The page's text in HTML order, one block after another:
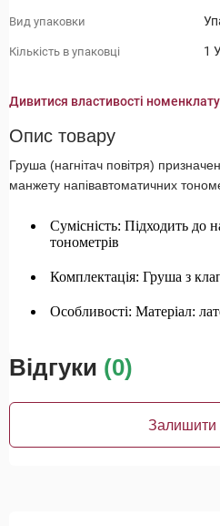
Вид упаковки
Кількість в упаковці 1
Дивитися властивості
Опис товару
Груша (нагнітач повітря)
манжету напівавтоматичних
Сумісність: Підходить до
тонометрів
Комплектація: Груша з
Особливості: Матеріал:
Відгуки (0)
Залишити